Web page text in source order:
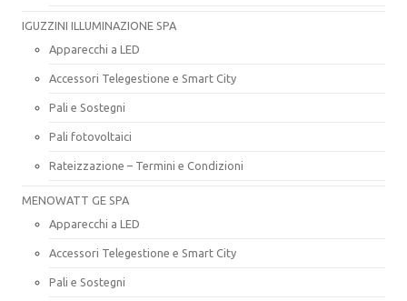
IGUZZINI ILLUMINAZIONE SPA
Apparecchi a LED
Accessori Telegestione e Smart City
Pali e Sostegni
Pali fotovoltaici
Rateizzazione – Termini e Condizioni
MENOWATT GE SPA
Apparecchi a LED
Accessori Telegestione e Smart City
Pali e Sostegni